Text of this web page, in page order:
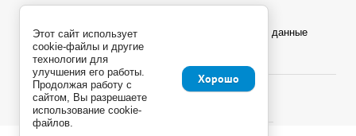
Политика конфиденциальности и персональные данные
Яндекс Сплит
Этот сайт использует
cookie-файлы и другие
технологии для
улучшения его работы.
Продолжая работу с
сайтом, Вы разрешаете
использование cookie-
файлов.
Хорошо